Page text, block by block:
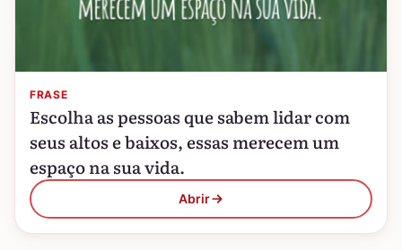
FRASE
Escolha as pessoas que sabem lidar com
seus altos e baixos, essas merecem um
espaço na sua vida.
Abrir